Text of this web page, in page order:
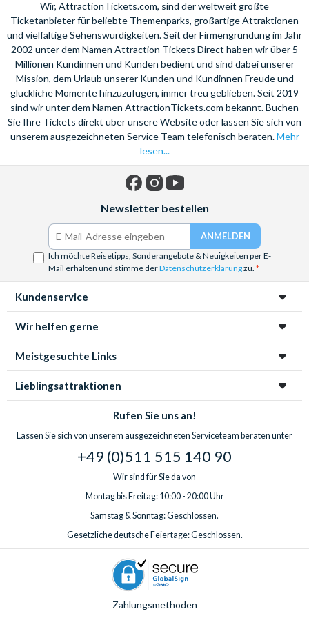
Wir, AttractionTickets.com, sind der weltweit größte
Ticketanbieter für beliebte Themenparks, großartige Attraktionen
und vielfältige Sehenswürdigkeiten. Seit der Firmengründung im Jahr
2002 unter dem Namen Attraction Tickets Direct haben wir über 5
Millionen Kundinnen und Kunden bedient und sind dabei unserer
Mission, dem Urlaub unserer Kunden und Kundinnen Freude und
glückliche Momente hinzuzufügen, immer treu geblieben. Seit 2019
sind wir unter dem Namen AttractionTickets.com bekannt. Buchen
Sie Ihre Tickets direkt über unsere Website oder lassen Sie sich von
unserem ausgezeichneten Service Team telefonisch beraten.Mehr
lesen...
Newsletter bestellen
Ich möchte Reisetipps, Sonderangebote & Neuigkeiten per E-
Mail erhalten und stimme derDatenschutzerklärungzu.
Kundenservice
Wir helfen gerne
Meistgesuchte Links
Lieblingsattraktionen
Rufen Sie uns an!
Lassen Sie sich von unserem ausgezeichneten Serviceteam beraten unter
+49 (0)511 515 140 90
Wir sind für Sie da von
Montag bis Freitag: 10:00 - 20:00 Uhr
Samstag & Sonntag: Geschlossen.
Gesetzliche deutsche Feiertage: Geschlossen.
Zahlungsmethoden